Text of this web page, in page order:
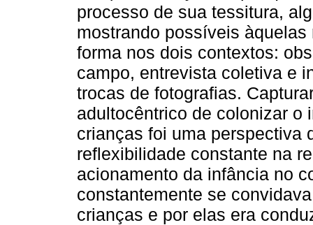
processo de sua tessitura,
mostrando possíveis
forma nos dois contextos:
campo, entrevista coletiva e
trocas de fotografias.
adultocêntrico de colonizar o
crianças foi uma perspectiva
reflexibilidade constante na
acionamento da infância no
constantemente se
crianças e por elas era